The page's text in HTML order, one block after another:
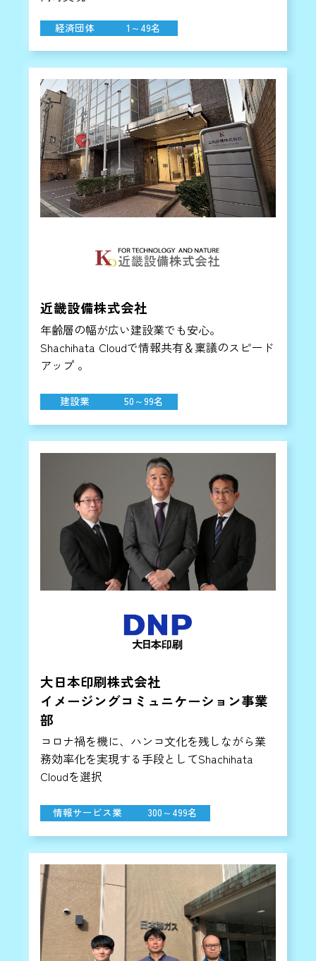
経済団体 1～49名
近畿設備株式会社
年齢層の幅が広い建設業でも安心。
Shachihata Cloudで情報共有＆稟議のスピード
アップ 。
建設業 50～99名
大日本印刷株式会社
イメージングコミュニケーション事業
部
コロナ禍を機に、ハンコ文化を残しながら業
務効率化を実現する手段としてShachihata
Cloudを選択
情報サービス業 300～499名